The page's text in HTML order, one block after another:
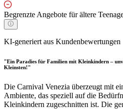
Begrenzte Angebote für ältere
KI-generiert aus Kundenbewertungen
"Ein Paradies für Familien mit Kleinkindern –
Kleinsten!"
Die Carnival Venezia überzeugt mit
Ambiente, das speziell auf die
Kleinkindern zugeschnitten ist. Die